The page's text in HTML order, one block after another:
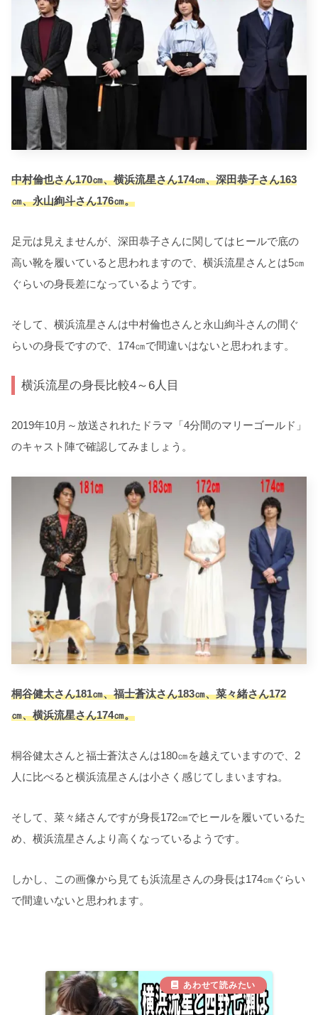
中村倫也さん170㎝、横浜流星さん174㎝、深田恭子さん163
㎝、永山絢斗さん176㎝。
足元は見えませんが、深田恭子さんに関してはヒールで底の
高い靴を履いていると思われますので、横浜流星さんとは5㎝
ぐらいの身長差になっているようです。
そして、横浜流星さんは中村倫也さんと永山絢斗さんの間ぐ
らいの身長ですので、174㎝で間違いはないと思われます。
横浜流星の身長比較4～6人目
2019年10月～放送されれたドラマ「4分間のマリーゴールド」
のキャスト陣で確認してみましょう。
桐谷健太さん181㎝、福士蒼汰さん183㎝、菜々緒さん172
㎝、横浜流星さん174㎝。
桐谷健太さんと福士蒼汰さんは180㎝を越えていますので、2
人に比べると横浜流星さんは小さく感じてしまいますね。
そして、菜々緒さんですが身長172㎝でヒールを履いているた
め、横浜流星さんより高くなっているようです。
しかし、この画像から見ても浜流星さんの身長は174㎝ぐらい
で間違いないと思われます。